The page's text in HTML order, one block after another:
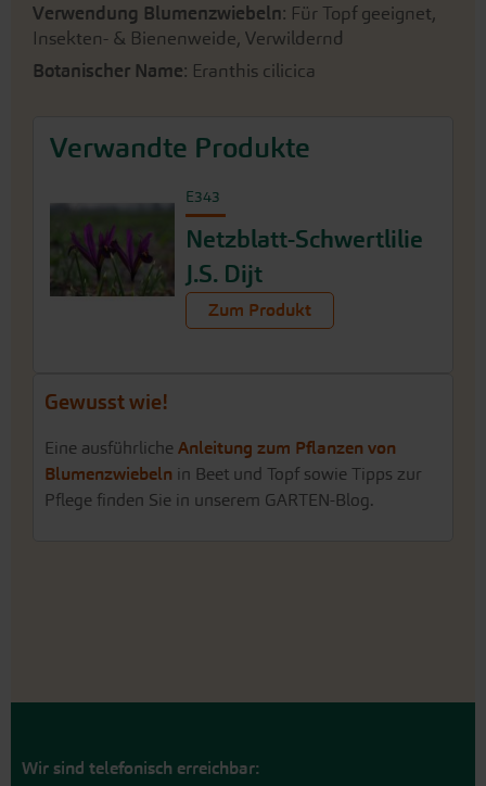
Verwendung Blumenzwiebeln: Für Topf geeignet,
Insekten- & Bienenweide, Verwildernd
Botanischer Name: Eranthis cilicica
Gewusst wie!
Eine ausführliche Anleitung zum Pflanzen von
Blumenzwiebeln in Beet und Topf sowie Tipps zur
Pflege finden Sie in unserem GARTEN-Blog.
Verwandte Produkte
E343
Netzblatt-Schwertlilie
J.S. Dijt
Zum Produkt
Wir sind telefonisch erreichbar: